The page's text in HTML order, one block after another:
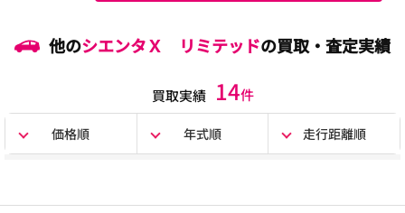
他のシエンタＸ リミテッドの買取・査定実績
買取実績 14件
価格順 年式順 走行距離順